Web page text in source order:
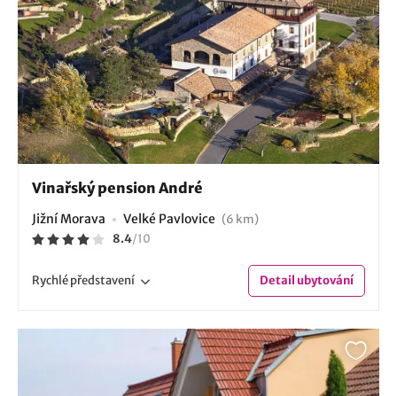
Vinařský pension André
Jižní Morava Velké Pavlovice (6 km)
8.4/10
Rychlépředstavení Detailubytování